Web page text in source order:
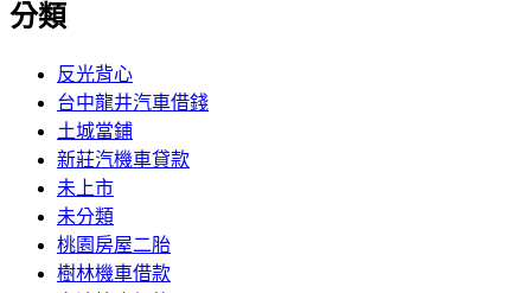
分類
反光背心
台中龍井汽車借錢
土城當鋪
新莊汽機車貸款
未上市
未分類
桃園房屋二胎
樹林機車借款